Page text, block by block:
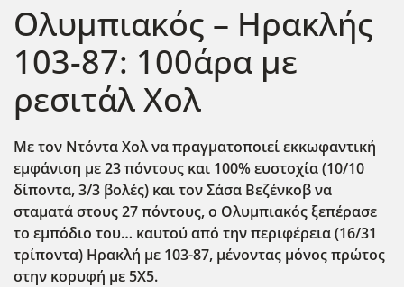
Ολυμπιακός – Ηρακλής
103-87: 100άρα με
ρεσιτάλ Χολ
Με τον Ντόντα Χολ να πραγματοποιεί εκκωφαντική
εμφάνιση με 23 πόντους και 100% ευστοχία (10/10
δίποντα, 3/3 βολές) και τον Σάσα Βεζένκοβ να
σταματά στους 27 πόντους, ο Ολυμπιακός ξεπέρασε
το εμπόδιο του… καυτού από την περιφέρεια (16/31
τρίποντα) Ηρακλή με 103-87, μένοντας μόνος πρώτος
στην κορυφή με 5Χ5.